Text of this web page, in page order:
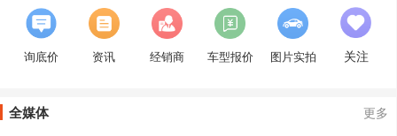
询底价 资讯 经销商 车型报价 图片实拍 关注
全媒体 更多